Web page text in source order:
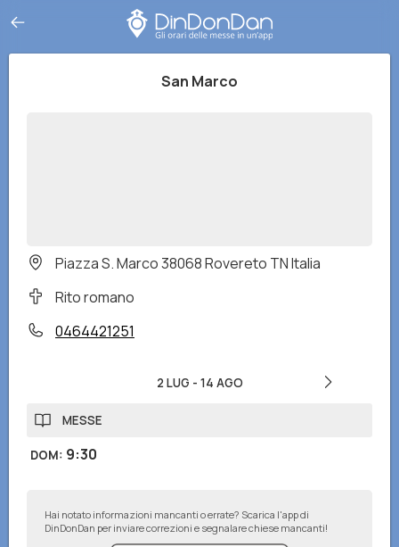
San Marco
Piazza S. Marco 38068 Rovereto TN Italia
Rito romano
0464421251
2 LUG - 14 AGO
MESSE
DOM: 9:30
Hai notato informazioni mancanti o errate? Scarica l'app di
DinDonDan per inviare correzioni e segnalare chiese mancanti!